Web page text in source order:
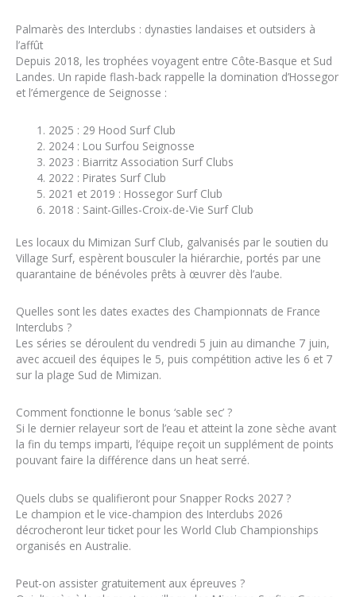
Palmarès des Interclubs : dynasties landaises et outsiders à
l’affût
Depuis 2018, les trophées voyagent entre Côte-Basque et Sud
Landes. Un rapide flash-back rappelle la domination d’Hossegor
et l’émergence de Seignosse :
2025 : 29 Hood Surf Club
2024 : Lou Surfou Seignosse
2023 : Biarritz Association Surf Clubs
2022 : Pirates Surf Club
2021 et 2019 : Hossegor Surf Club
2018 : Saint-Gilles-Croix-de-Vie Surf Club
Les locaux du Mimizan Surf Club, galvanisés par le soutien du
Village Surf, espèrent bousculer la hiérarchie, portés par une
quarantaine de bénévoles prêts à œuvrer dès l’aube.
Quelles sont les dates exactes des Championnats de France
Interclubs ?
Les séries se déroulent du vendredi 5 juin au dimanche 7 juin,
avec accueil des équipes le 5, puis compétition active les 6 et 7
sur la plage Sud de Mimizan.
Comment fonctionne le bonus ‘sable sec’ ?
Si le dernier relayeur sort de l’eau et atteint la zone sèche avant
la fin du temps imparti, l’équipe reçoit un supplément de points
pouvant faire la différence dans un heat serré.
Quels clubs se qualifieront pour Snapper Rocks 2027 ?
Le champion et le vice-champion des Interclubs 2026
décrocheront leur ticket pour les World Club Championships
organisés en Australie.
Peut-on assister gratuitement aux épreuves ?